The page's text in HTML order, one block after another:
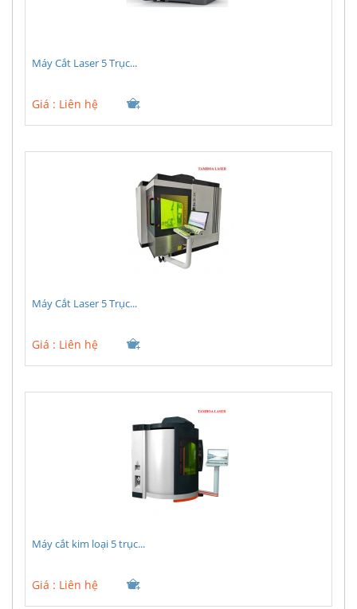
Máy Cắt Laser 5 Trục...
Giá : Liên hệ
Máy Cắt Laser 5 Trục...
Giá : Liên hệ
Máy cắt kim loại 5 trục...
Giá : Liên hệ